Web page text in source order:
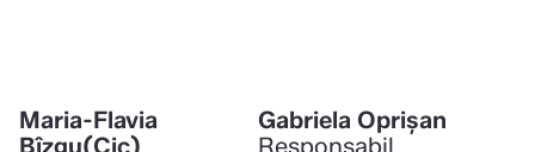
Maria-Flavia
Bîzgu(Cic)
Gabriela Oprișan
Responsabil